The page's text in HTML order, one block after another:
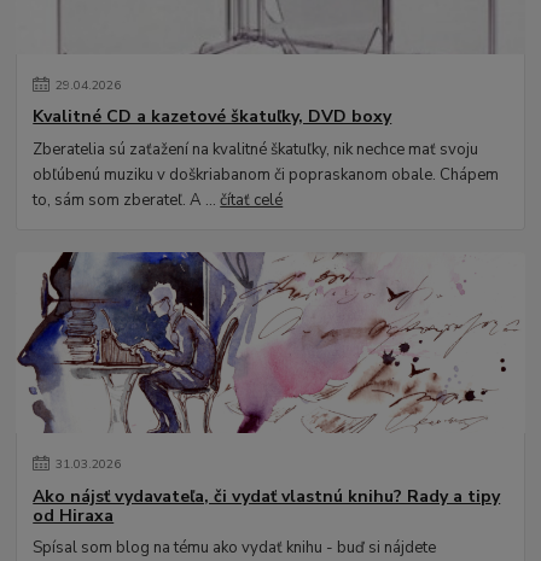
29.04.2026
Kvalitné CD a kazetové škatuľky, DVD boxy
Zberatelia sú zaťažení na kvalitné škatuľky, nik nechce mať svoju
obľúbenú muziku v doškriabanom či popraskanom obale. Chápem
to, sám som zberateľ. A ...čítať celé
31.03.2026
Ako nájsť vydavateľa, či vydať vlastnú knihu? Rady a tipy
od Hiraxa
Spísal som blog na tému ako vydať knihu - buď si nájdete